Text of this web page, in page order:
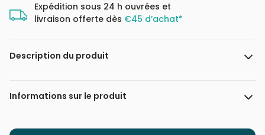
Expédition sous 24 h ouvrées et
livraison offerte dès €45 d’achat*
Description du produit
Elif Hürdoğan
Informations sur le produit
Marque Magnolia